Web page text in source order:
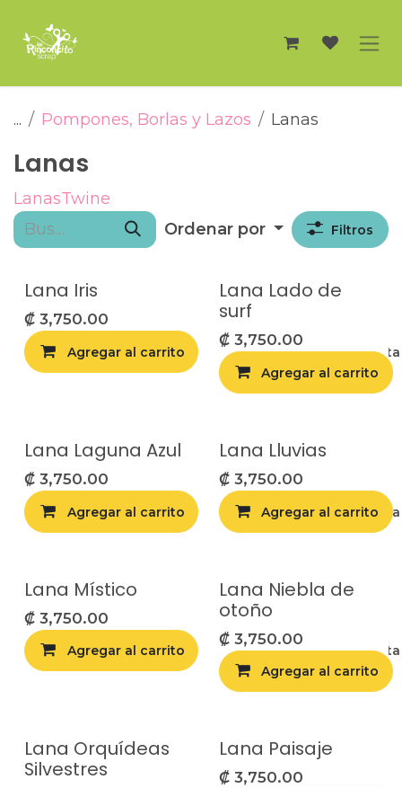
... Pompones, Borlas y Lazos Lanas
Lanas
LanasTwine
Ordenar por
Filtros
Lana Iris
₡ 3,750.00
Agregar al carrito Agregar a la
Lana Lado de
surf
₡ 3,750.00
Agregar al carrito
Lana Laguna Azul
₡ 3,750.00
Agregar al carrito Agregar a la
Lana Lluvias
₡ 3,750.00
Agregar al carrito
Lana Místico
₡ 3,750.00
Agregar al carrito Agregar a la
Lana Niebla de
otoño
₡ 3,750.00
Agregar al carrito
Lana Orquídeas
Silvestres
Lana Paisaje
₡ 3,750.00